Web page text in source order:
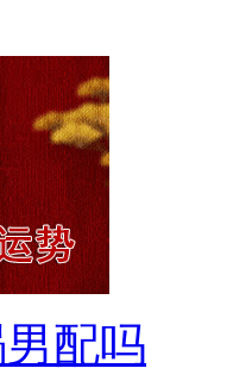
配吗